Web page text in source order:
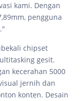
kami. Dengan
pengguna
chipset
gesit.
kecerahan 5000
jernih dan
konten. Desain